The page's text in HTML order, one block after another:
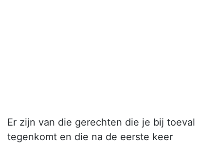
Er zijn van die gerechten die je bij toeval
tegenkomt en die na de eerste keer